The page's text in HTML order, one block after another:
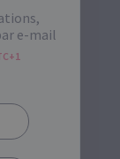
e-mail